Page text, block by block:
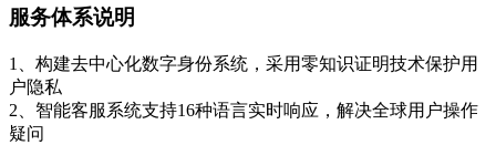
服务体系说明
1、构建去中心化数字身份系统，采用零知识证明技术保护用
户隐私
2、智能客服系统支持16种语言实时响应，解决全球用户操作
疑问